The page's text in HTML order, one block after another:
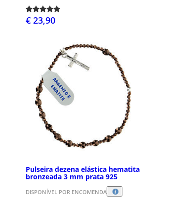
€ 23,90
Pulseira dezena elástica hematita
bronzeada 3 mm prata 925
DISPONÍVEL POR ENCOMENDA